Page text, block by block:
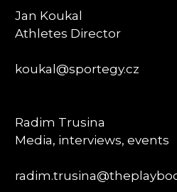
Jan Koukal
Athletes Director
koukal@sportegy.cz
Radim Trusina
Media, interviews, events
radim.trusina